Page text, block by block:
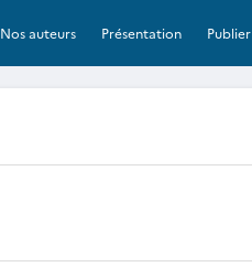
Nos auteurs Présentation Publier